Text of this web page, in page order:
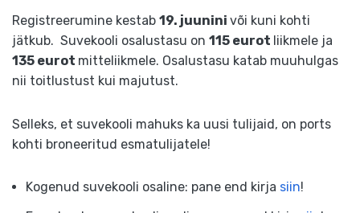
Registreerumine kestab 19. juunini või kuni kohti
jätkub. Suvekooli osalustasu on 115 eurot liikmele ja
135 eurot mitteliikmele. Osalustasu katab muuhulgas
nii toitlustust kui majutust.
Selleks, et suvekooli mahuks ka uusi tulijaid, on ports
kohti broneeritud esmatulijatele!
Kogenud suvekooli osaline: pane end kirja siin!